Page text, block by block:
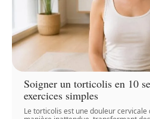
Soigner un torticolis en 10
exercices simples
Le torticolis est une douleur cervicale